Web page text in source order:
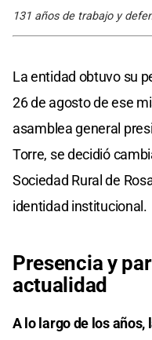
131 años de trabajo y
La entidad obtuvo su
26 de agosto de ese
asamblea general
Torre, se decidió
Sociedad Rural de
identidad institucional.
Presencia y
actualidad
A lo largo de los años,